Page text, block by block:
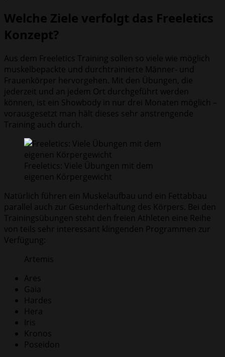
Welche Ziele verfolgt das Freeletics
Konzept?
Aus dem Freeletics Training sollen so viele wie möglich
muskelbepackte und durchtrainierte Männer- und
Frauenkörper hervorgehen. Mit den Übungen, die
jederzeit und an jedem Ort durchgeführt werden
können, ist ein Showbody in nur drei Monaten möglich –
vorausgesetzt man hält dieses sehr anstrengende
Training auch durch.
Freeletics: Viele Übungen mit dem
eigenen Körpergewicht
Natürlich führen ein Muskelaufbau und ein Fettabbau
parallel auch zur Gesunderhaltung des Körpers. Bei den
Trainingsübungen steht den freien Athleten eine Reihe
von teils sehr interessant klingenden Programmen zur
Verfügung:
Artemis
Ares
Gaia
Hardes
Hera
Iris
Kronos
Poseidon